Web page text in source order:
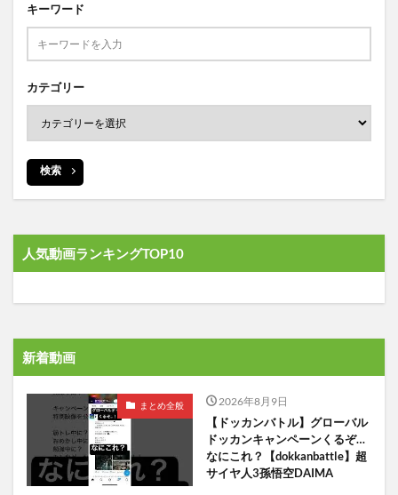
キーワード
カテゴリー
検索
人気動画ランキングTOP10
新着動画
まとめ全般 2026年8月9日
【ドッカンバトル】グローバル
ドッカンキャンペーンくるぞ…
なにこれ？【dokkanbattle】超
サイヤ人3孫悟空DAIMA